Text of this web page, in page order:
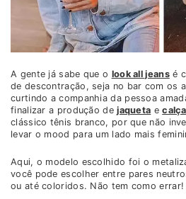
A gente já sabe que o look all jeansé
de descontração, seja no bar com os
curtindo a companhia da pessoa
finalizar a produção dejaqueta e
clássico tênis branco, por que não
levar o mood para um lado mais
Aqui, o modelo escolhido foi o
você pode escolher entre pares
ou até coloridos. Não tem como errar!